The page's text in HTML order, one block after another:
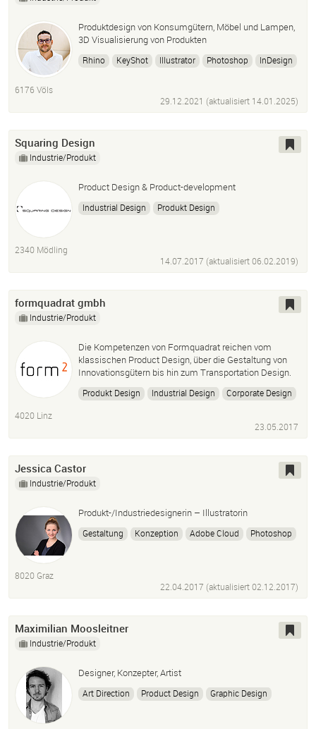
Produktdesign von Konsumgütern, Möbel und Lampen,
3D Visualisierung von Produkten
Rhino KeyShot Illustrator Photoshop InDesign
6176 Völs
29.12.2021 (aktualisiert 14.01.2025)
Squaring Design
Industrie/Produkt
Product Design & Product-development
Industrial Design
Produkt Design
Designthinking
Prototyping
Marketing
Design
2340 Mödling
14.07.2017 (aktualisiert06.02.2019)
formquadrat gmbh
Industrie/Produkt
Die Kompetenzen von Formquadrat reichen vom
klassischen Product Design, über die Gestaltung von
Innovationsgütern bis hin zum Transportation Design.
Produkt Design Industrial Design
Corporate Design
4020 Linz
23.05.2017
Jessica Castor
Industrie/Produkt
Produkt-/Industriedesignerin – Illustratorin
Gestaltung Konzeption Adobe Cloud
Photoshop
Ergonomie Zeichnen
Skizzieren
Grafikdesign
8020 Graz
22.04.2017 (aktualisiert02.12.2017)
Maximilian Moosleitner
Industrie/Produkt
Designer, Konzepter, Artist
Art Direction Product Design
Graphic Design